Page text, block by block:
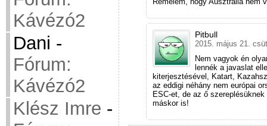
Kávézó2
Dani -
Fórum:
Kávézó2
Klész Imre -
Pitbull
2015. május 21.
Nem vagyok én
lennék a javaslat
kiterjesztésével, Katart,
az eddigi néhány nem európai
ESC-et, de az ő
máskor is!